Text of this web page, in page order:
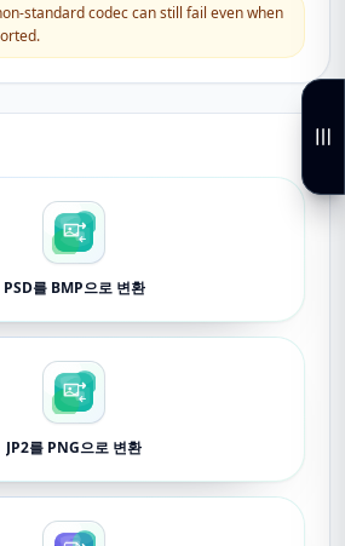
standard codec can still fail even when
PSD를 BMP으로 변환
JP2를 PNG으로 변환